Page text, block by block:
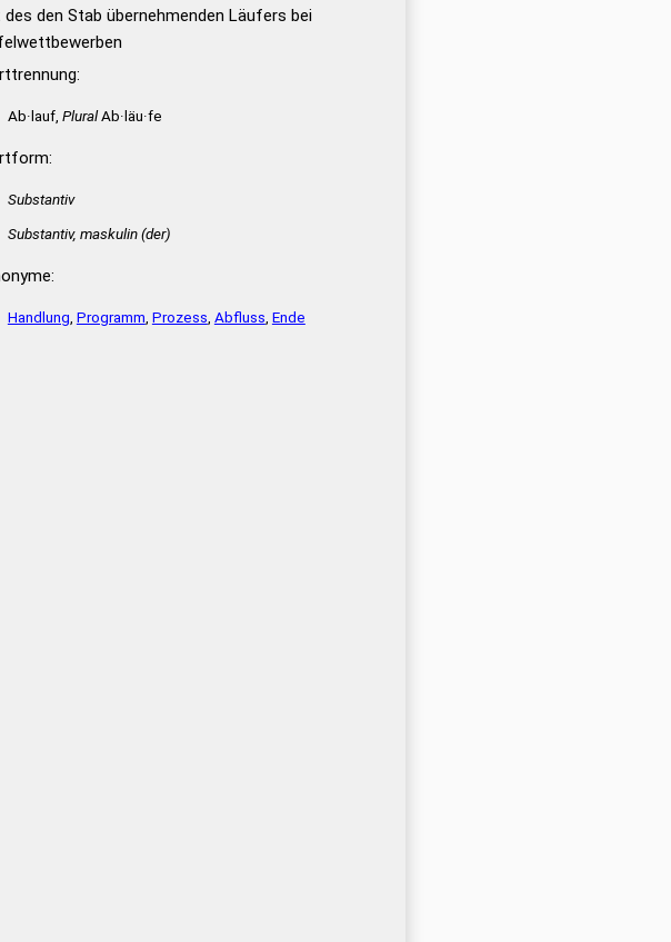
den Stab übernehmenden Läufers bei
Ab·lauf, PluralAb·läu·fe
Substantiv
Substantiv, maskulin(der)
Handlung Programm Prozess Abfluss Ende